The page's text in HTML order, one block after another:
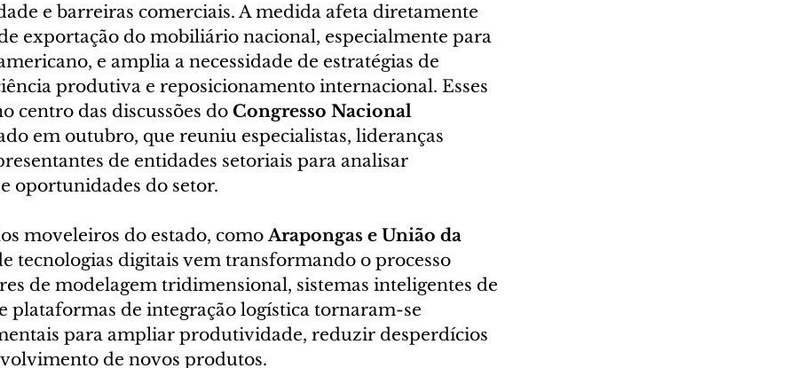
e barreiras comerciais. A medida afeta diretamente
exportação do mobiliário nacional, especialmente para
e amplia a necessidade de estratégias de
produtiva e reposicionamento internacional. Esses
centro das discussões do Congresso Nacional
em outubro, que reuniu especialistas, lideranças
de entidades setoriais para analisar
oportunidades do setor.
moveleiros do estado, como Arapongas e União da
tecnologias digitais vem transformando o processo
de modelagem tridimensional, sistemas inteligentes de
plataformas de integração logística tornaram-se
para ampliar produtividade, reduzir desperdícios
de novos produtos.